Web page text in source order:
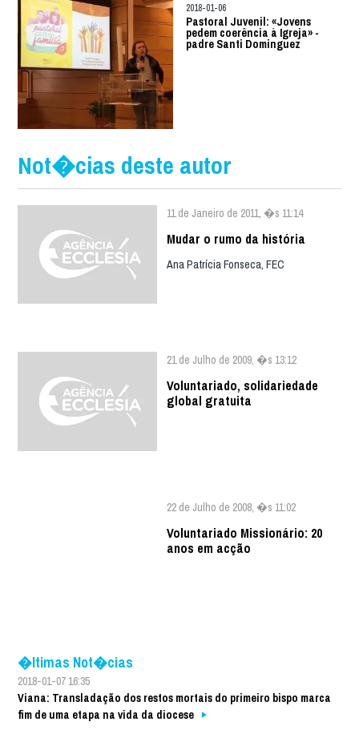
2018-01-06
Pastoral Juvenil: «Jovens
pedem coerência à Igreja» -
padre Santi Dominguez
Not�cias deste autor
11 de Janeiro de 2011, �s 11:14
Mudar o rumo da história
Ana Patrícia Fonseca, FEC
21 de Julho de 2009, �s 13:12
Voluntariado, solidariedade
global gratuita
22 de Julho de 2008, �s 11:02
Voluntariado Missionário: 20
anos em acção
�ltimas Not�cias
2018-01-07 16:35
Viana: Transladação dos restos mortais do primeiro bispo marca
fim de uma etapa na vida da diocese